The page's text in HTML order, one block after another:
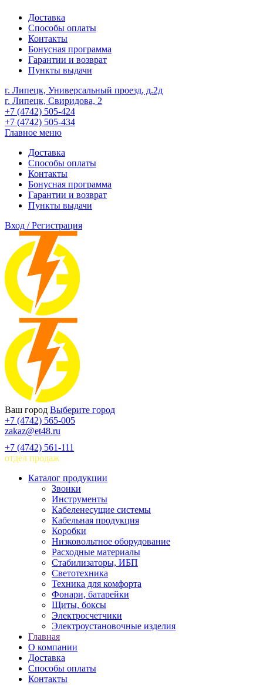
Доставка
Способы оплаты
Контакты
Бонусная программа
Гарантии и возврат
Пункты выдачи
г. Липецк, Универсальный проезд, д.2д
г. Липецк, Свиридова, 2
+7 (4742) 505-424
+7 (4742) 505-434
Главное меню
Доставка
Способы оплаты
Контакты
Бонусная программа
Гарантии и возврат
Пункты выдачи
Вход / Регистрация
Ваш город Выберите город
+7 (4742) 565-005
zakaz@et48.ru
+7 (4742) 561-111
отдел продаж
Каталог продукции
Звонки
Инструменты
Кабеленесущие системы
Кабельная продукция
Коробки
Низковольтное оборудование
Расходные материалы
Стабилизаторы, ИБП
Светотехника
Техника для комфорта
Фонари, батарейки
Щиты, боксы
Электросчетчики
Электроустановочные изделия
Главная
О компании
Доставка
Способы оплаты
Контакты